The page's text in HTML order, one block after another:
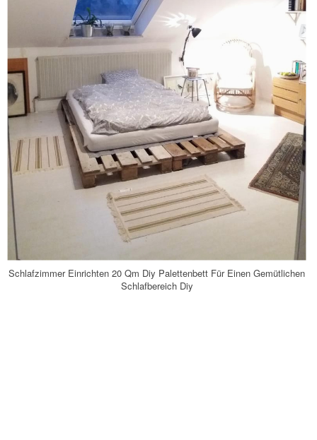
Schlafzimmer Einrichten 20 Qm Diy Palettenbett Für Einen Gemütlichen
Schlafbereich Diy